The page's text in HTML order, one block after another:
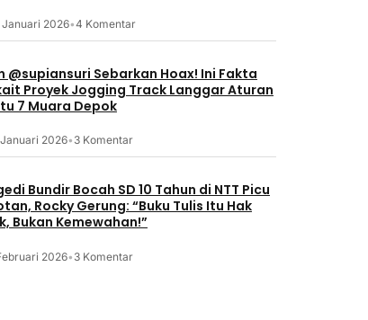
Januari 2026•4 Komentar
@supiansuri Sebarkan Hoax! Ini Fakta
Proyek Jogging Track Langgar Aturan
7 Muara Depok
Januari 2026• 3 Komentar
Bundir Bocah SD 10 Tahun di NTT Picu
Rocky Gerung: “Buku Tulis Itu Hak
Bukan Kemewahan!”
2026• 3 Komentar